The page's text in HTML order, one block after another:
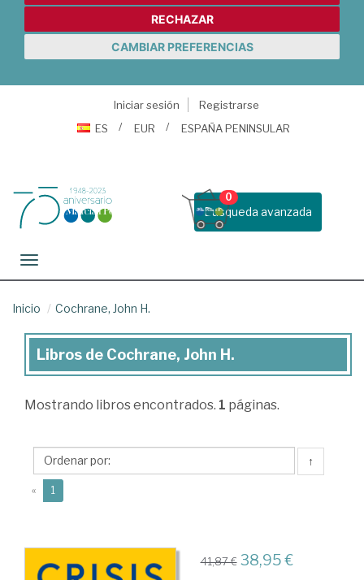
RECHAZAR
CAMBIAR PREFERENCIAS
Iniciar sesión
Registrarse
ES
EUR ESPAÑA PENINSULAR
Busqueda avanzada
0
Toggle navigation
Inicio Cochrane, John H.
Libros
Cochrane,
Libros de Cochrane, John H.
Mostrando libros encontrados. 1 páginas.
↑
« 1
41,87 € 38,95 €